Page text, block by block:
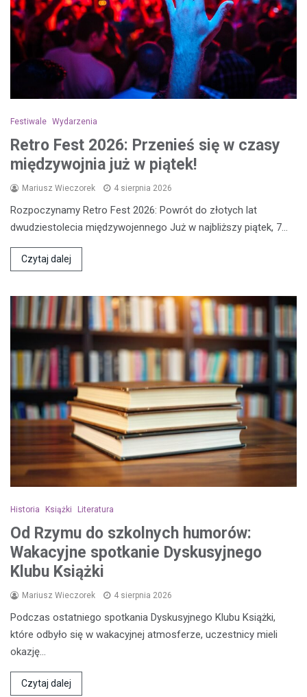
Festiwale Wydarzenia
Retro Fest 2026: Przenieś się w czasy
międzywojnia już w piątek!
Mariusz Wieczorek 4 sierpnia 2026
Rozpoczynamy Retro Fest 2026: Powrót do złotych lat
dwudziestolecia międzywojennego Już w najbliższy piątek, 7…
Czytaj dalej
Historia Książki Literatura
Od Rzymu do szkolnych humorów:
Wakacyjne spotkanie Dyskusyjnego
Klubu Książki
Mariusz Wieczorek 4 sierpnia 2026
Podczas ostatniego spotkania Dyskusyjnego Klubu Książki,
które odbyło się w wakacyjnej atmosferze, uczestnicy mieli
okazję…
Czytaj dalej